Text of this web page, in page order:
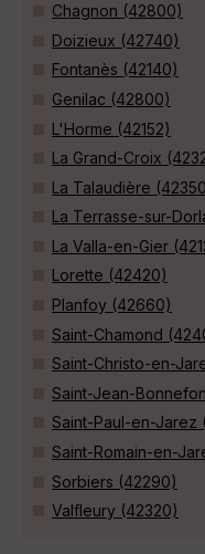
Chagnon (42800)
Doizieux (42740)
Fontanès (42140)
Genilac (42800)
L'Horme (42152)
La Grand-Croix
La Talaudière
La Terrasse-sur-
La Valla-en-Gier
Lorette (42420)
Planfoy (42660)
Saint-Chamond
Saint-Christo-en-
Saint-Jean-
Saint-Paul-en-Jarez
Saint-Romain-en-
Sorbiers (42290)
Valfleury (42320)